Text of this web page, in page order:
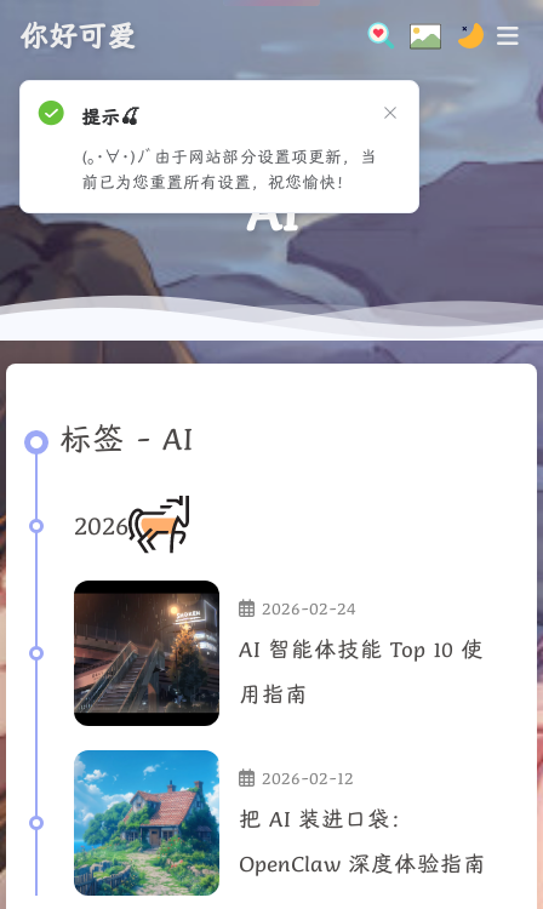
你好可爱
AI
标签 - AI
2026
2026-02-24
AI 智能体技能 Top 10 使
用指南
2026-02-12
把 AI 装进口袋：
OpenClaw 深度体验指南
提示🍒
(｡･∀･)ﾉﾞ由于网站部分设置项更新，当
前已为您重置所有设置，祝您愉快！